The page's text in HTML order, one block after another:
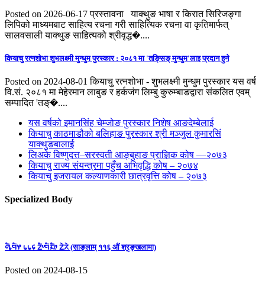
Posted on 2026-06-17प्रस्तावना याक्थुङ भाषा र किरात सिरिजङ्गा
लिपिको माध्यमबाट साहित्य रचना गरी साहित्यिक रचना वा कृतिमार्फत्
सालवसाली याक्थुङ साहित्यको श्रीवृद्ध�....
कियाचु रत्नशाेभा शुभलक्ष्मी मुन्धुम पुरस्कार : २०८१ मा 'तङ्सिङ् मुन्धुम'लाइ प्रदान हुने
Posted on 2024-08-01 कियाचु रत्नशोभा - शुभलक्ष्मी मुन्धुम पुरस्कार यस वर्ष
वि.सं. २०८१ मा मेहेरमान लाबुङ र हर्कजंग लिम्बु कुरुम्बाङद्वारा संकलित एवम्
सम्पादित 'तङ्�....
यस वर्षको इमानसिंह चेम्जोङ पुरस्कार निशेष आङदेम्बेलाई
कियाचु काठमाडौको बलिहाङ पुरस्कार श्री मञ्जुल कुमारसिं
याक्थुङबालाई
लिअके विष्णुदत्त–सरस्वती आङ्बुहाङ प्राज्ञिक कोष —२०७३
कियाचु राज्य संयन्त्रमा पहुँच अभिवृद्धि कोष – २०७४
कियाचु इजरायल कल्याणकारी छात्रवृत्ति कोष – २०७३
Specialized Body
ᤛᤠᤱᤗᤠᤶ ᥇᥇᥌ ᤏᤠᤸᤗᤠᤀᤠᤣ ᤁᤧᤖᤧ (साङ्लाम् ११६ औं श्रृङ्खलामा)
Posted on 2024-08-15